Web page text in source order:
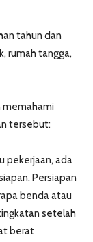
tahun dan
rumah tangga,
memahami
tersebut:
pekerjaan, ada
Persiapan
benda atau
setelah
berat